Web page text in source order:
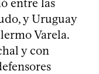
y Uruguay
Varela.
y con